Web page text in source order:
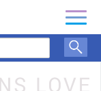
品
索
ナ
ゲ
ー
ョ